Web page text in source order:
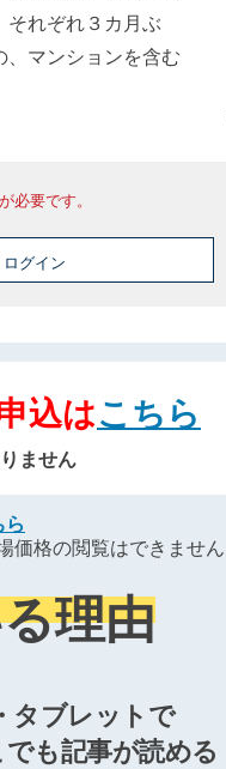
それぞれ３カ月ぶ
マンションを含む
必要です。
ログイン
込はこちら
ません
ら
価格の閲覧はできません
理由
タブレットで
も記事が読める